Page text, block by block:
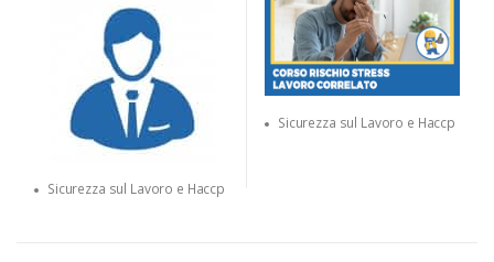
Sicurezza sul Lavoro e Haccp
Sicurezza sul Lavoro e Haccp